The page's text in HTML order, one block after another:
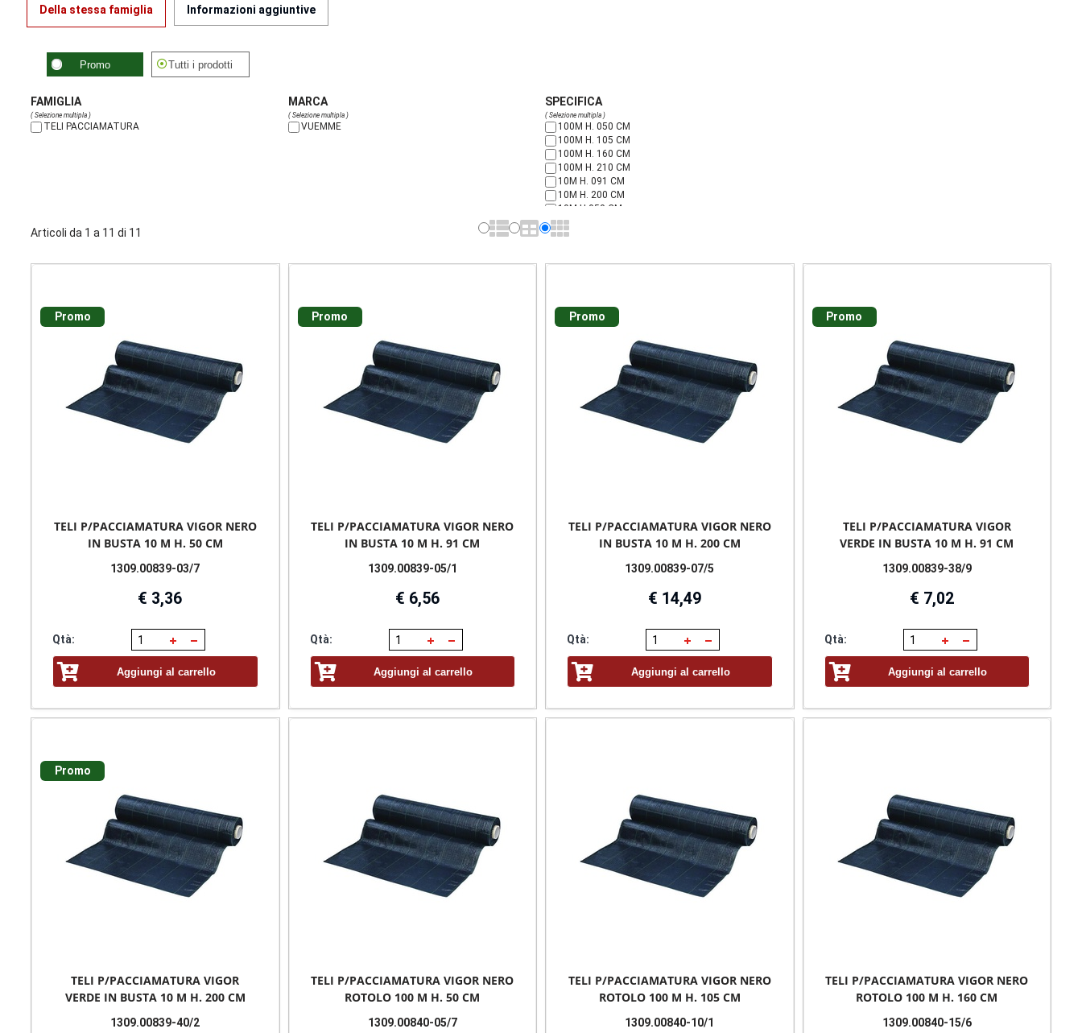
Della stessa famiglia Informazioni aggiuntive
Promo Tutti i prodotti
FAMIGLIA
( Selezione multipla )
TELI PACCIAMATURA
MARCA
( Selezione multipla )
VUEMME
SPECIFICA
( Selezione multipla )
100M H. 050 CM
100M H. 105 CM
100M H. 160 CM
100M H. 210 CM
10M H. 091 CM
10M H. 200 CM
10M H.050 CM
10M H.200 CM
Articoli da 1 a 11 di 11
Promo
TELI P/PACCIAMATURA VIGOR NERO
IN BUSTA 10 M H. 50 CM
1309.00839-03/7
€ 3,36
Qtà:
Aggiungi al carrello
Promo
TELI P/PACCIAMATURA VIGOR NERO
IN BUSTA 10 M H. 91 CM
1309.00839-05/1
€ 6,56
Qtà:
Aggiungi al carrello
Promo
TELI P/PACCIAMATURA VIGOR NERO
IN BUSTA 10 M H. 200 CM
1309.00839-07/5
€ 14,49
Qtà:
Aggiungi al carrello
Promo
TELI P/PACCIAMATURA VIGOR
VERDE IN BUSTA 10 M H. 91 CM
1309.00839-38/9
€ 7,02
Qtà:
Aggiungi al carrello
Promo
TELI P/PACCIAMATURA VIGOR
VERDE IN BUSTA 10 M H. 200 CM
1309.00839-40/2
TELI P/PACCIAMATURA VIGOR NERO
ROTOLO 100 M H. 50 CM
1309.00840-05/7
TELI P/PACCIAMATURA VIGOR NERO
ROTOLO 100 M H. 105 CM
1309.00840-10/1
TELI P/PACCIAMATURA VIGOR NERO
ROTOLO 100 M H. 160 CM
1309.00840-15/6